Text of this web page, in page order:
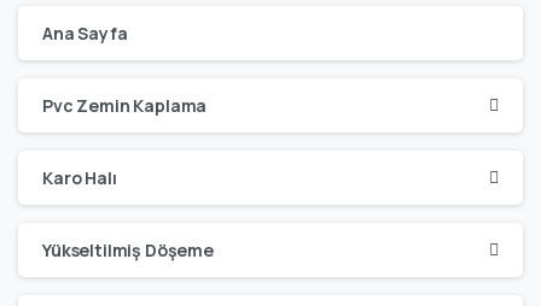
Ana Sayfa
Pvc Zemin Kaplama
Karo Halı
Yükseltilmiş Döşeme